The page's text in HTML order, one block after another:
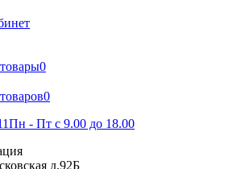
0
0
Пн - Пт с 9.00 до 18.00
д.92Б